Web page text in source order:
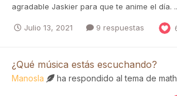
agradable Jaskier para que te anime el día.
Julio 13, 2021 9 respuestas
¿Qué música estás escuchando?
Manosla ha respondido al tema de